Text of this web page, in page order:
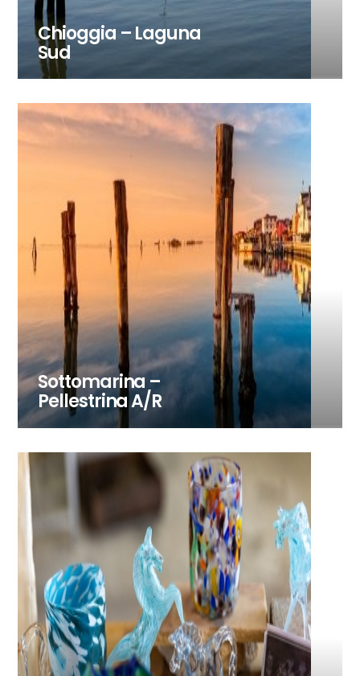
Chioggia – Laguna
Sud
Sottomarina –
Pellestrina A/R